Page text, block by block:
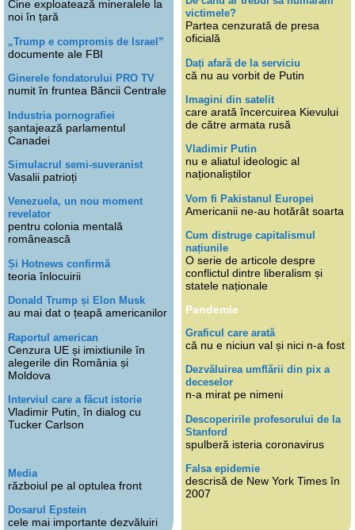
Cine exploatează mineralele la
noi în țară
„Trump e compromis de Israel”
documente ale FBI
Ginerele fondatorului PRO TV
numit în fruntea Băncii Centrale
Industria pornografiei
șantajează parlamentul
Canadei
Simulacrul semi-suveranist
Vasalii patrioți
Venezuela, un nou moment
revelator
pentru colonia mentală
românească
Și Hotnews confirmă
teoria înlocuirii
Donald Trump și Elon Musk
au mai dat o țeapă americanilor
Raportul american
Cenzura UE și imixtiunile în
alegerile din România și
Moldova
Interviul care a făcut istorie
Vladimir Putin, în dialog cu
Tucker Carlson
Media
războiul pe al optulea front
Dosarul Epstein
cele mai importante dezvăluiri
victimele?
Partea cenzurată de presa
oficială
Dați afară de la serviciu
că nu au vorbit de Putin
Imagini din satelit
care arată încercuirea Kievului
de către armata rusă
Vladimir Putin
nu e aliatul ideologic al
naționaliștilor
Vom fi Pakistanul Europei
Americanii ne-au hotărât soarta
Cum distruge capitalismul
națiunile
O serie de articole despre
conflictul dintre liberalism și
statele naționale
Pandemie
Graficul care arată
că nu e niciun val și nici n-a fost
Dezvăluirea umflării din pix a
deceselor
n-a mirat pe nimeni
Descoperirile profesorului de la
Stanford
spulberă isteria coronavirus
Falsa epidemie
descrisă de New York Times în
2007